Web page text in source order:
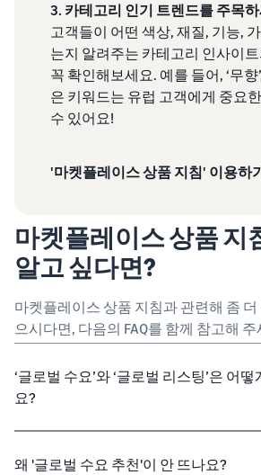
3. 카테고리 인기 트렌드를 주목하
고객들이 어떤 색상, 재질, 기능,
는지 알려주는 카테고리 인사이
꼭 확인해보세요. 예를 들어, ‘무향
은 키워드는 유럽 고객에게 중요
수 있어요!
'마켓플레이스 상품 지침' 이용하
마켓플레이스 상품 지
알고 싶다면?
마켓플레이스 상품 지침과 관련해 좀
으시다면, 다음의 FAQ를 함께 참고해 주
‘글로벌 수요’와 ‘글로벌 리스팅’은 어
요?
왜 '글로벌 수요 추천'이 안 뜨나요?